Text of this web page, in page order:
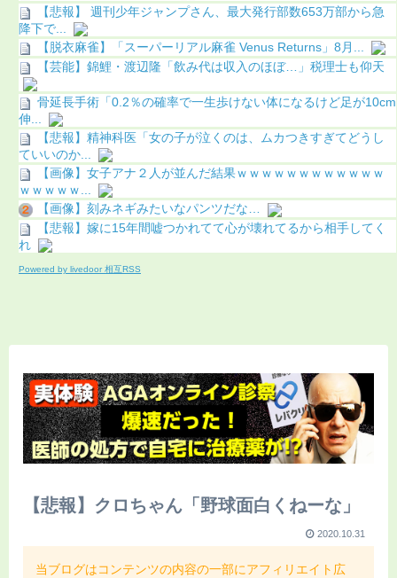
【悲報】 週刊少年ジャンプさん、最大発行部数653万部から急
降下で...
【脱衣麻雀】「スーパーリアル麻雀 Venus Returns」8月...
【芸能】錦鯉・渡辺隆「飲み代は収入のほぼ…」税理士も仰天
骨延長手術「0.2％の確率で一生歩けない体になるけど足が10cm
伸...
【悲報】精神科医「女の子が泣くのは、ムカつきすぎてどうし
ていいのか...
【画像】女子アナ２人が並んだ結果ｗｗｗｗｗｗｗｗｗｗｗｗ
ｗｗｗｗｗ...
【画像】刻みネギみたいなパンツだな…
【悲報】嫁に15年間嘘つかれてて心が壊れてるから相手してく
れ
Powered by livedoor 相互RSS
【悲報】クロちゃん「野球面白くねーな」
2020.10.31
当ブログはコンテンツの内容の一部にアフィリエイト広